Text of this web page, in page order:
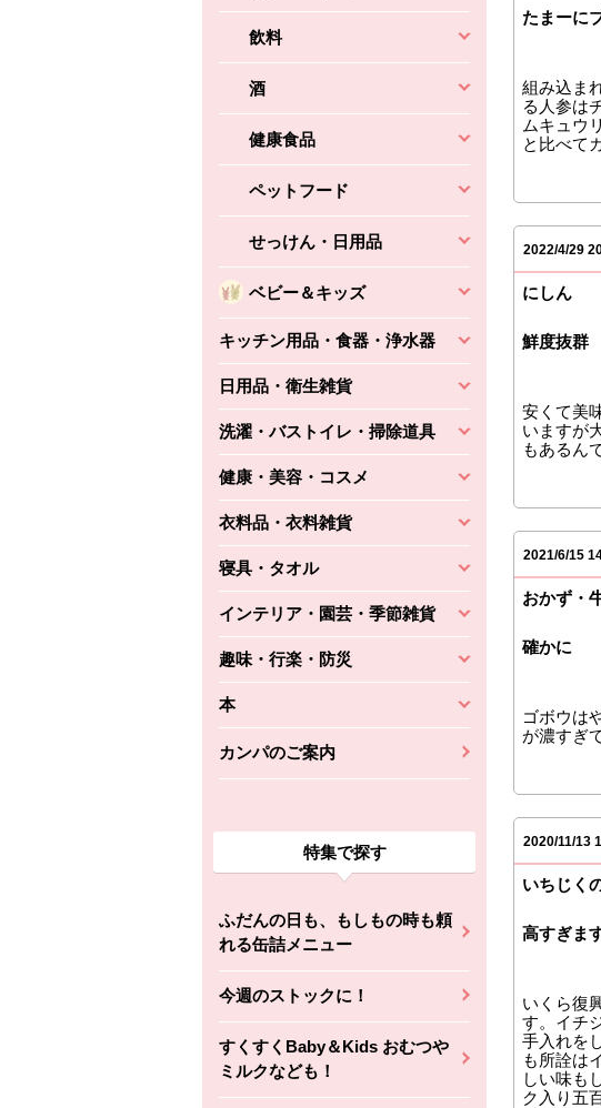
飲料
酒
健康食品
ペットフード
せっけん・日用品
ベビー＆キッズ
キッチン用品・食器・浄水器
日用品・衛生雑貨
洗濯・バストイレ・掃除道具
健康・美容・コスメ
衣料品・衣料雑貨
寝具・タオル
インテリア・園芸・季節雑貨
趣味・行楽・防災
本
カンパのご案内
特集で探す
ふだんの日も、もしもの時も頼
れる缶詰メニュー
今週のストックに！
すくすくBaby＆Kids おむつや
ミルクなども！
たまーに
組み込ま
る人参は
ムキュウ
と比べて
2022/4/29
にしん
鮮度抜群
安くて美
いますが
もあるん
2021/6/15
おかず・
確かに
ゴボウは
が濃すぎ
2020/11/13
いちじく
高すぎま
いくら復
す。イチ
手入れを
も所詮は
しい味も
ク入り五